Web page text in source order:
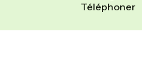
Téléphoner